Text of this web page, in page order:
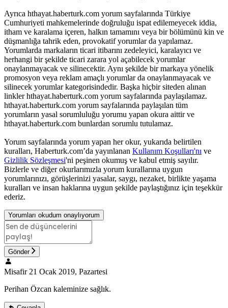
Ayrıca hthayat.haberturk.com yorum sayfalarında Türkiye
Cumhuriyeti mahkemelerinde doğruluğu ispat edilemeyecek iddia,
itham ve karalama içeren, halkın tamamını veya bir bölümünü kin ve
düşmanlığa tahrik eden, provokatif yorumlar da yapılamaz.
Yorumlarda markaların ticari itibarını zedeleyici, karalayıcı ve
herhangi bir şekilde ticari zarara yol açabilecek yorumlar
onaylanmayacak ve silinecektir. Aynı şekilde bir markaya yönelik
promosyon veya reklam amaçlı yorumlar da onaylanmayacak ve
silinecek yorumlar kategorisindedir. Başka hiçbir siteden alınan
linkler hthayat.haberturk.com yorum sayfalarında paylaşılamaz.
hthayat.haberturk.com yorum sayfalarında paylaşılan tüm
yorumların yasal sorumluluğu yorumu yapan okura aittir ve
hthayat.haberturk.com bunlardan sorumlu tutulamaz.
Yorum sayfalarında yorum yapan her okur, yukarıda belirtilen
kuralları, Haberturk.com’da yayınlanan Kullanım Koşulları'nı ve
Gizlilik Sözleşmesi'ni peşinen okumuş ve kabul etmiş sayılır.
Bizlerle ve diğer okurlarımızla yorum kurallarına uygun
yorumlarınızı, görüşlerinizi yasalar, saygı, nezaket, birlikte yaşama
kuralları ve insan haklarına uygun şekilde paylaştığınız için teşekkür
ederiz.
Yorumları okudum onaylıyorum
Gönder
Misafir 21 Ocak 2019, Pazartesi
Perihan Özcan kaleminize sağlık.